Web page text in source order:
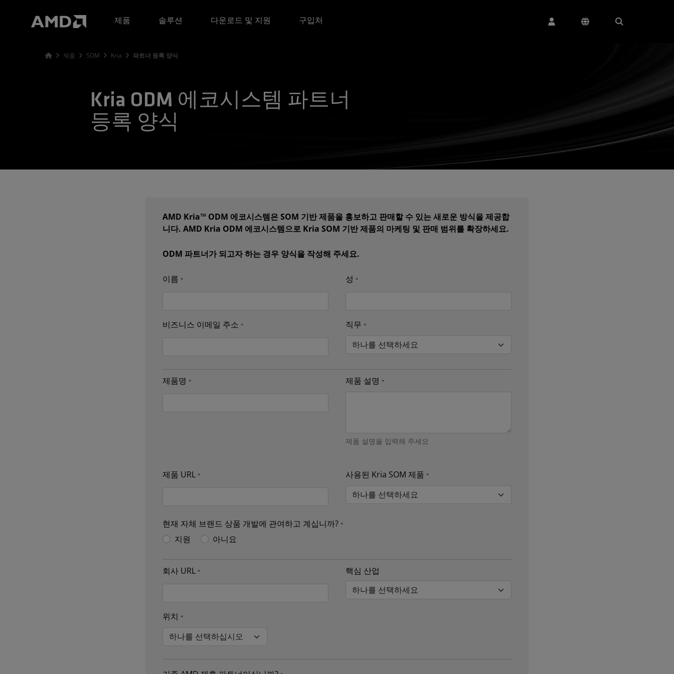
제품
솔루션 다운로드 및 지원 구입처
제품 SOM Kria 파트너 등록 양식
Kria ODM 에코시스템 파트너
등록 양식
AMD Kria™ ODM 에코시스템은 SOM 기반 제품을 홍보하고 판매할 수 있는 새로운 방식을 제공합
니다. AMD Kria ODM 에코시스템으로 Kria SOM 기반 제품의 마케팅 및 판매 범위를 확장하세요.
ODM 파트너가 되고자 하는 경우 양식을 작성해 주세요.
이름 성
비즈니스 이메일 주소 직무
제품명 제품 설명
제품 설명을 입력해 주세요
제품 URL 사용된 Kria SOM 제품
현재 자체 브랜드 상품 개발에 관여하고 계십니까?
지원
아니요
회사 URL 핵심 산업
위치